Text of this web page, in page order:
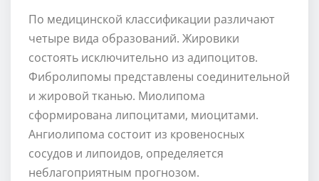
По медицинской классификации различают
четыре вида образований. Жировики
состоять исключительно из адипоцитов.
Фибролипомы представлены соединительной
и жировой тканью. Миолипома
сформирована липоцитами, миоцитами.
Ангиолипома состоит из кровеносных
сосудов и липоидов, определяется
неблагоприятным прогнозом.